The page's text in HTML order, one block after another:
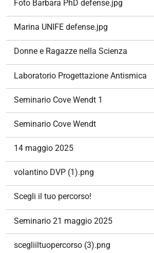
Foto Barbara PhD defense.jpg
Marina UNIFE defense.jpg
Donne e Ragazze nella Scienza
Laboratorio Progettazione Antismica
Seminario Cove Wendt 1
Seminario Cove Wendt
14 maggio 2025
volantino DVP (1).png
Scegli il tuo percorso!
Seminario 21 maggio 2025
scegliiltuopercorso (3).png